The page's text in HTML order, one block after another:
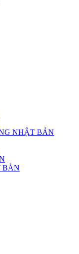
NHẬT BẢN
BẢN